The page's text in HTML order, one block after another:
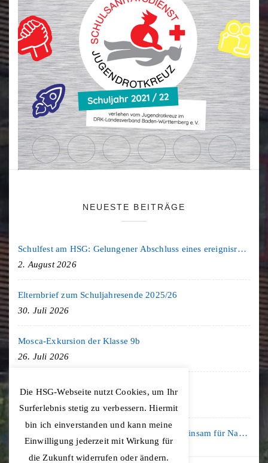
NEUESTE BEITRÄGE
Schulfest am HSG: Gelungener Abschluss eines ereignisreichen Schuljahres
2. August 2026
Elternbrief zum Schuljahresende 2025/26
30. Juli 2026
Mosca-Exkursion der Klasse 9b
26. Juli 2026
Freiburg-Exkursion des Geschichte LK
Kooperation mit der KLIMA ARENA: Gemeinsam für Nachhaltigkeit und Klimaschutz
16. Juli 2026
Die HSG-Webseite nutzt Cookies, um Ihr
Surferlebnis stetig zu verbessern. Hiermit
bin ich einverstanden und kann meine
Einwilligung jederzeit mit Wirkung für
die Zukunft widerrufen oder ändern.